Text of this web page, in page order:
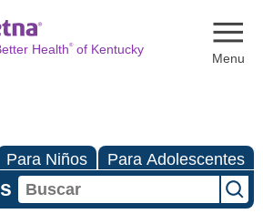
Health®of Kentucky
Para Niños Para Adolescentes